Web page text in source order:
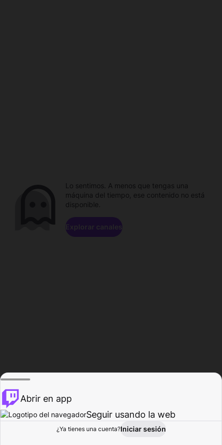
Explorar Actividad
Lo sentimos. A menos que tengas una
máquina del tiempo, ese contenido no está
disponible.
Explorar canales
Abrir en app
Seguir usando la web
¿Ya tienes una cuenta?Iniciar sesión